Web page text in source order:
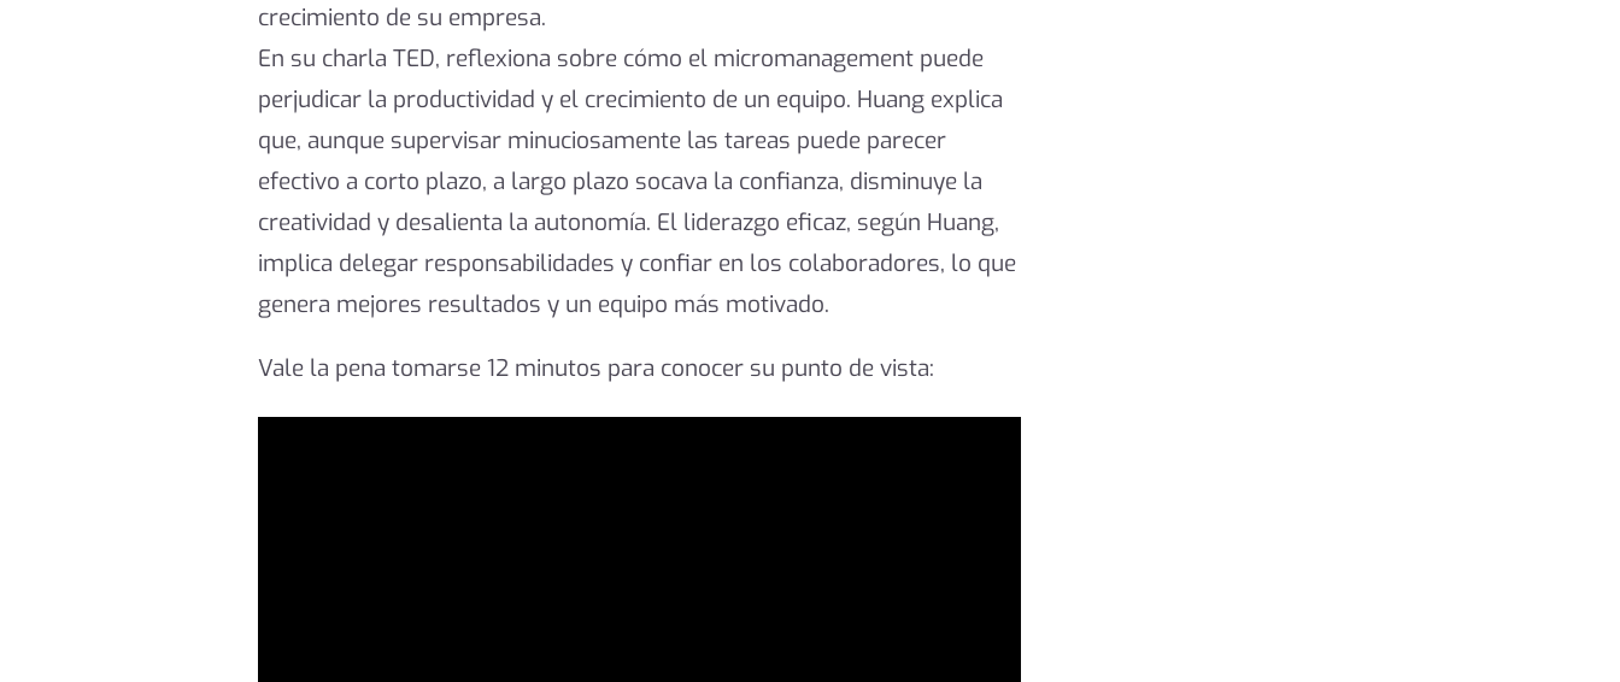
crecimiento de su empresa.
En su charla TED, reflexiona sobre cómo el micromanagement puede
perjudicar la productividad y el crecimiento de un equipo. Huang explica
que, aunque supervisar minuciosamente las tareas puede parecer
efectivo a corto plazo, a largo plazo socava la confianza, disminuye la
creatividad y desalienta la autonomía. El liderazgo eficaz, según Huang,
implica delegar responsabilidades y confiar en los colaboradores, lo que
genera mejores resultados y un equipo más motivado.
Vale la pena tomarse 12 minutos para conocer su punto de vista: